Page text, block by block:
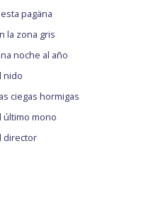
pagäna
la zona gris
noche al año
nido
ciegas hormigas
último mono
director